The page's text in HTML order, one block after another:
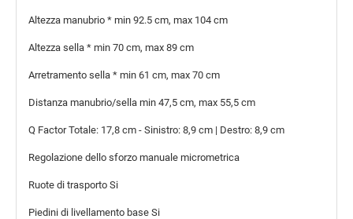
Altezza manubrio * min 92.5 cm, max 104 cm
Altezza sella * min 70 cm, max 89 cm
Arretramento sella * min 61 cm, max 70 cm
Distanza manubrio/sella min 47,5 cm, max 55,5 cm
Q Factor Totale: 17,8 cm - Sinistro: 8,9 cm | Destro: 8,9 cm
Regolazione dello sforzo manuale micrometrica
Ruote di trasporto Si
Piedini di livellamento base Si